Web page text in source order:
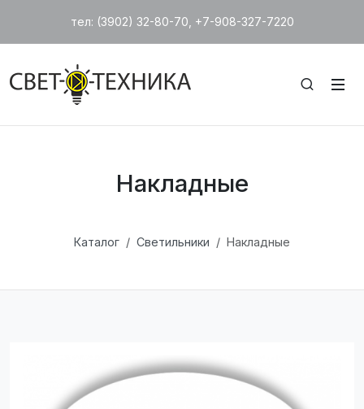
тел: (3902) 32-80-70, +7-908-327-7220
Накладные
Каталог Светильники Накладные